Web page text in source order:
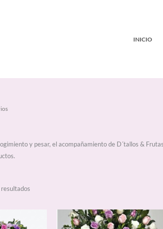
INICIO
y pesar, el acompañamiento de D´tallos &